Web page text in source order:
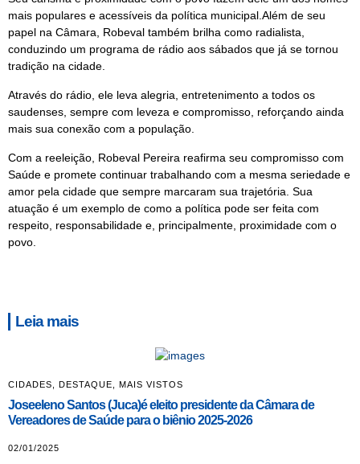
mais populares e acessíveis da política municipal.Além de seu
papel na Câmara, Robeval também brilha como radialista,
conduzindo um programa de rádio aos sábados que já se tornou
tradição na cidade.
Através do rádio, ele leva alegria, entretenimento a todos os
saudenses, sempre com leveza e compromisso, reforçando ainda
mais sua conexão com a população.
Com a reeleição, Robeval Pereira reafirma seu compromisso com
Saúde e promete continuar trabalhando com a mesma seriedade e
amor pela cidade que sempre marcaram sua trajetória. Sua
atuação é um exemplo de como a política pode ser feita com
respeito, responsabilidade e, principalmente, proximidade com o
povo.
Leia mais
CIDADES DESTAQUE MAIS VISTOS
Joseeleno Santos (Juca)é eleito presidente da Câmara de
Vereadores de Saúde para o biênio 2025-2026
02/01/2025